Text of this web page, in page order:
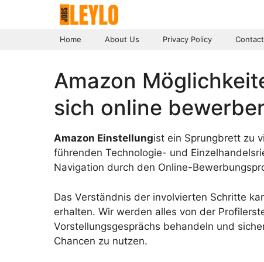
Home About Us Privacy Policy
Amazon
sich online
Amazon Einstellungist ein Sprungbrett zu
führenden Technologie- und
Navigation durch den Online-
Das Verständnis der involvierten Schritte
erhalten. Wir werden alles von der
Vorstellungsgesprächs behandeln und
Chancen zu nutzen.